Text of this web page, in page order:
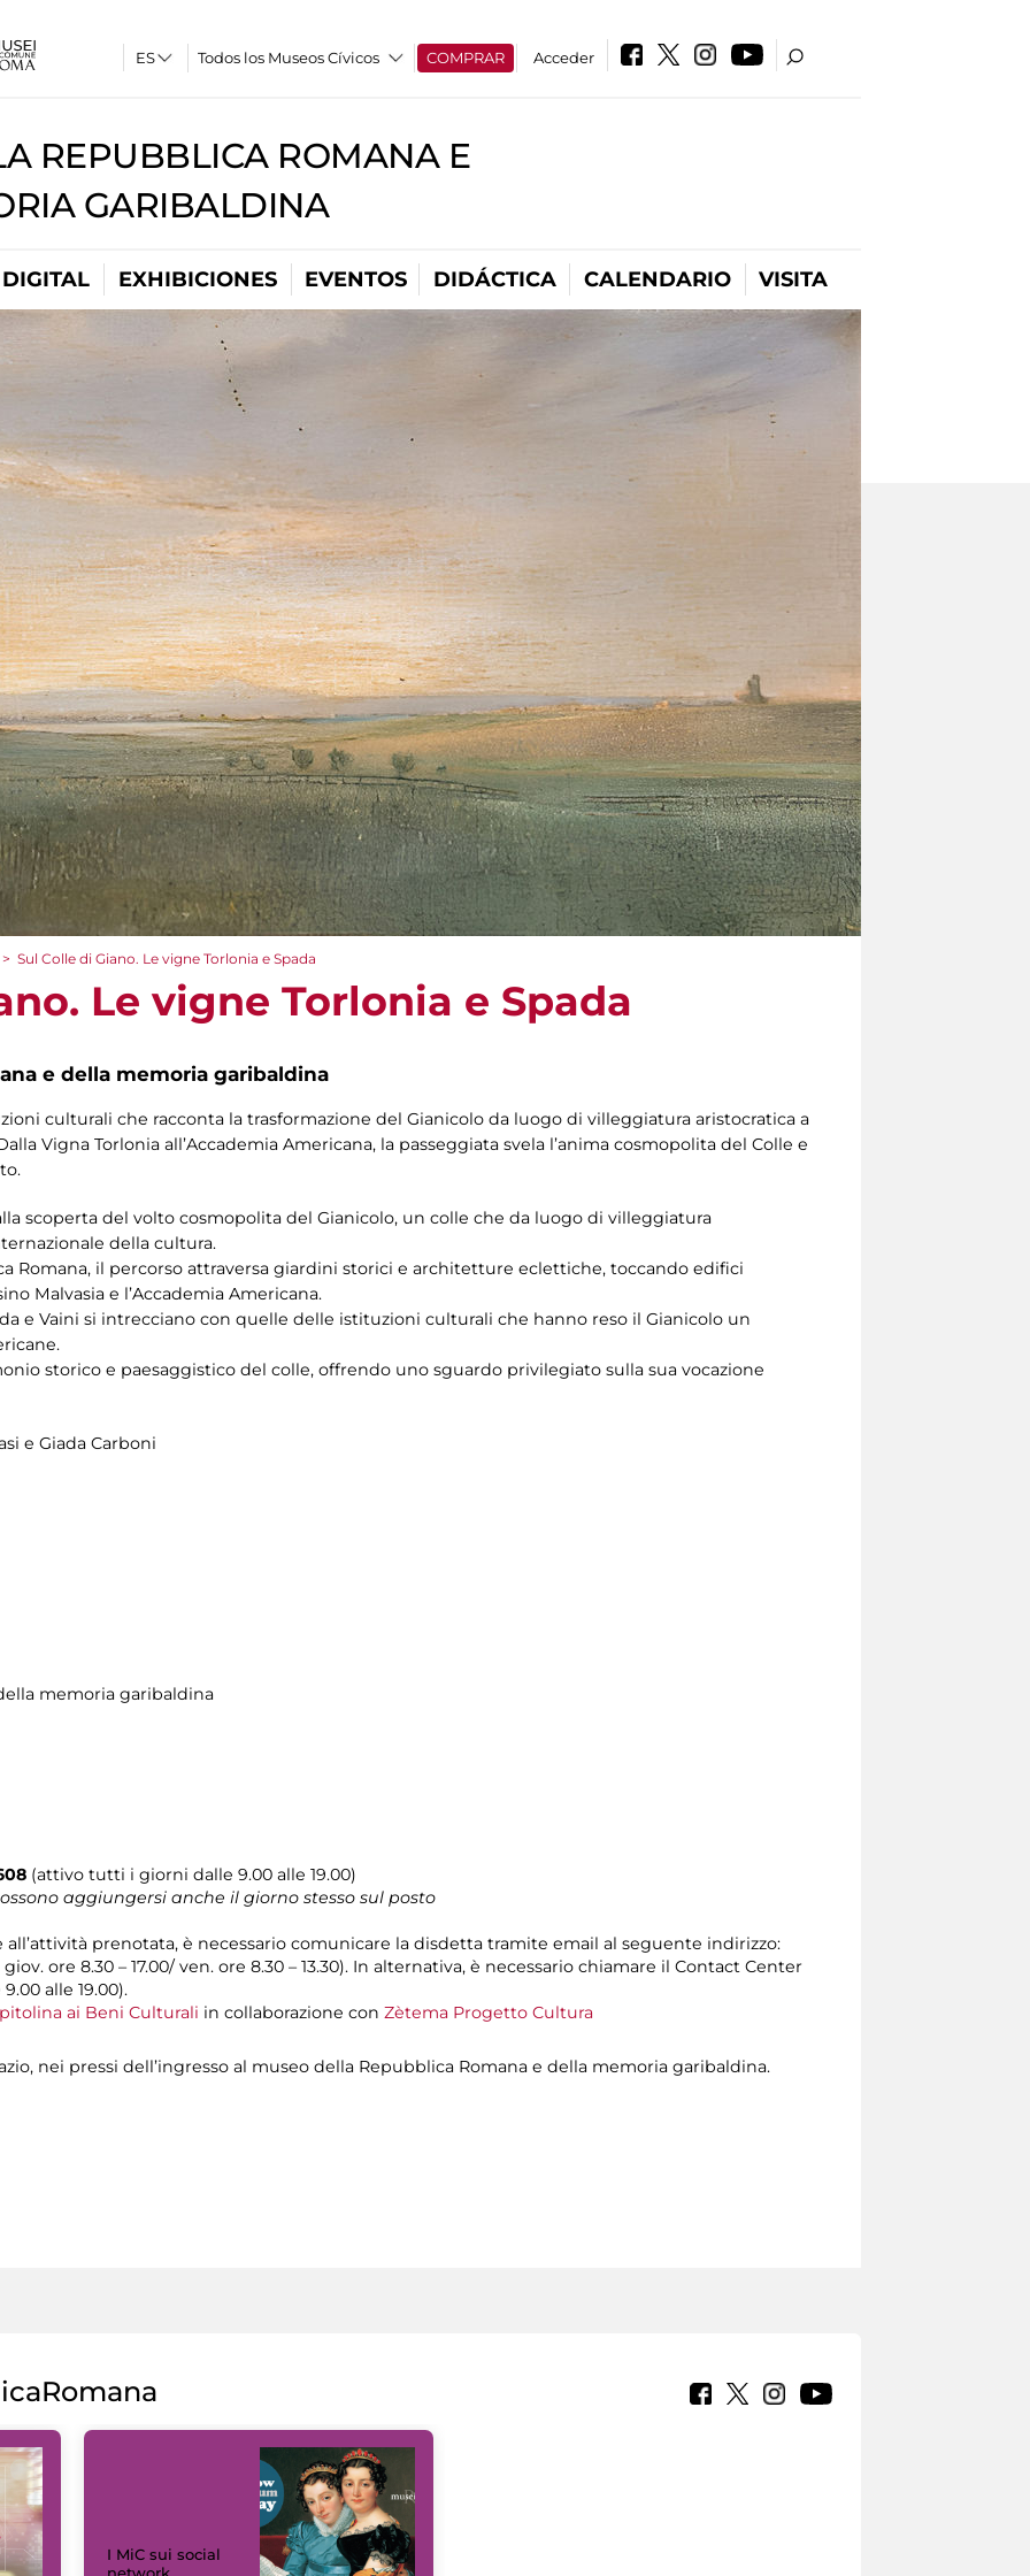
Todos los Museos Cívicos COMPRAR Acceder
REPUBBLICA ROMANA E
GARIBALDINA
EXHIBICIONES EVENTOS DIDÁCTICA CALENDARIO VISITA
> Sul Colle di Giano. Le vigne Torlonia e Spada
Le vigne Torlonia e Spada
e della memoria garibaldina
culturali che racconta la trasformazione del Gianicolo da luogo di villeggiatura aristocratica a
Vigna Torlonia all’Accademia Americana, la passeggiata svela l’anima cosmopolita del Colle e
scoperta del volto cosmopolita del Gianicolo, un colle che da luogo di villeggiatura
della cultura.
Romana, il percorso attraversa giardini storici e architetture eclettiche, toccando edifici
Malvasia e l’Accademia Americana.
e Vaini si intrecciano con quelle delle istituzioni culturali che hanno reso il Gianicolo un
storico e paesaggistico del colle, offrendo uno sguardo privilegiato sulla sua vocazione
e Giada Carboni
memoria garibaldina
(attivo tutti i giorni dalle 9.00 alle 19.00)
aggiungersi anche il giorno stesso sul posto
prenotata, è necessario comunicare la disdetta tramite email al seguente indirizzo:
ore 8.30 – 17.00/ ven. ore 8.30 – 13.30). In alternativa, è necessario chiamare il Contact Center
alle 19.00).
ai Beni Culturali in collaborazione con Zètema Progetto Cultura
nei pressi dell’ingresso al museo della Repubblica Romana e della memoria garibaldina.
I MiC sui social